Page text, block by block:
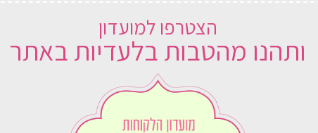
הצטרפו למועדון
ותהנו מהטבות בלעדיות באתר